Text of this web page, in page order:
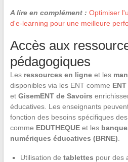
A lire en complément : Optimiser
d'e-learning pour une meilleure
Accès aux
pédagogiques
Les ressources en ligneet les
disponibles via les ENT comme
et GisemENT de Savoirs
éducatives. Les enseignants
fonction des besoins spécifiques
comme EDUTHEQUEet les
numériques éducatives (BRNE)
Utilisation de tablettes pour des